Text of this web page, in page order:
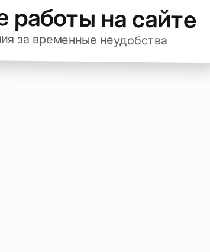
работы на сайте
за временные неудобства